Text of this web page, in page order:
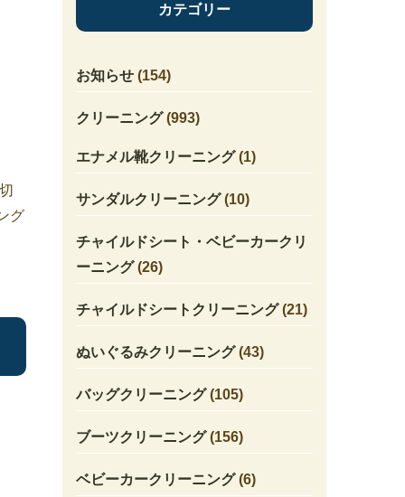
カテゴリー
お知らせ(154)
クリーニング(993)
エナメル靴クリーニング(1)
サンダルクリーニング(10)
チャイルドシート・ベビーカークリ
ーニング(26)
チャイルドシートクリーニング(21)
ぬいぐるみクリーニング(43)
バッグクリーニング(105)
ブーツクリーニング(156)
ベビーカークリーニング(6)
グ